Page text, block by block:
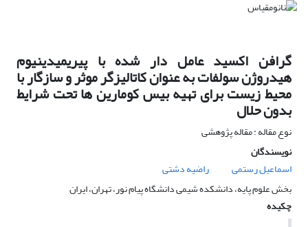
گرافن اکسید عامل دار شده با پیریمیدینیوم
هیدروژن سولفات به عنوان کاتالیزگر موثر و سازگار با
محیط زیست برای تهیه بیس کومارین ها تحت شرایط
بدون حلال
نوع مقاله : مقاله پژوهشی
نویسندگان
اسماعیل رستمی
راضیه دشتی
بخش علوم پایه، دانشکده شیمی دانشگاه پیام نور، تهران، ایران
چکیده